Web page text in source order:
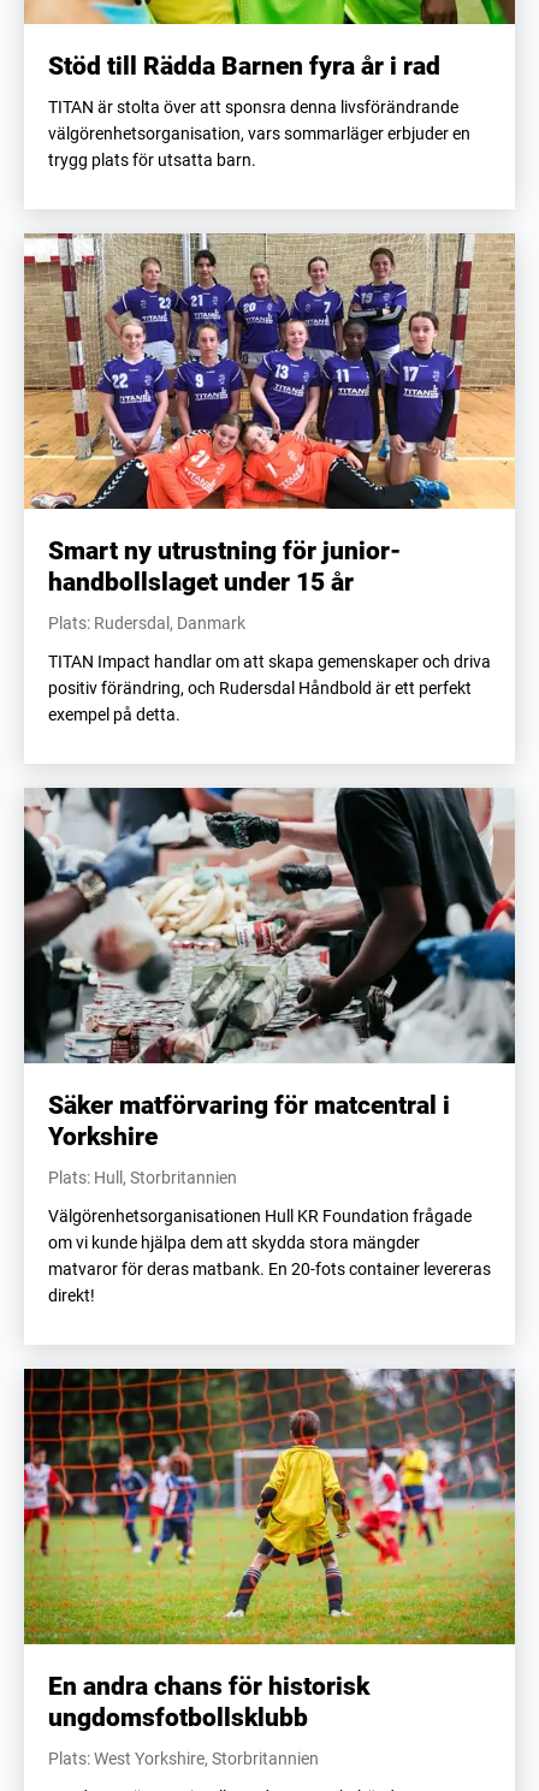
Stöd till Rädda Barnen fyra år i rad
TITAN är stolta över att sponsra denna livsförändrande
välgörenhetsorganisation, vars sommarläger erbjuder en
trygg plats för utsatta barn.
Smart ny utrustning för junior-
handbollslaget under 15 år
Plats: Rudersdal, Danmark
TITAN Impact handlar om att skapa gemenskaper och driva
positiv förändring, och Rudersdal Håndbold är ett perfekt
exempel på detta.
Säker matförvaring för matcentral i
Yorkshire
Plats: Hull, Storbritannien
Välgörenhetsorganisationen Hull KR Foundation frågade
om vi kunde hjälpa dem att skydda stora mängder
matvaror för deras matbank. En 20-fots container levereras
direkt!
En andra chans för historisk
ungdomsfotbollsklubb
Plats: West Yorkshire, Storbritannien